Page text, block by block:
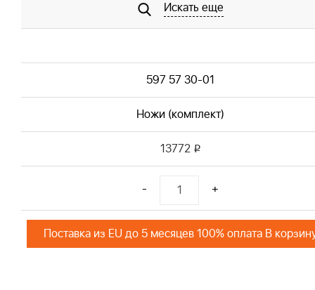
Искать еще
597 57 30-01
Ножи (комплект)
13772 i
- +
Поставка из EU до 5 месяцев 100% оплата В